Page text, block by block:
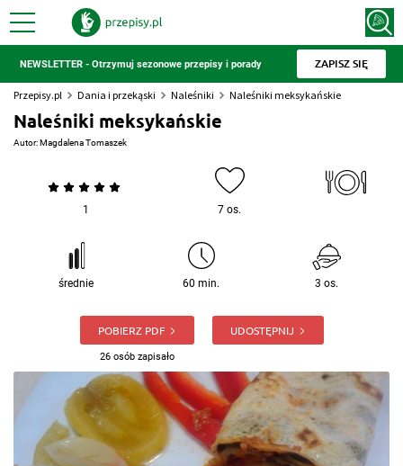
NEWSLETTER - Otrzymuj sezonowe przepisy i porady ZAPISZ SIĘ
Przepisy.pl Dania i przekąski Naleśniki Naleśniki meksykańskie
Naleśniki meksykańskie
Autor:Magdalena Tomaszek
1 7 os.
średnie 60 min. 3 os.
POBIERZ PDF
26 osób zapisało
UDOSTĘPNIJ